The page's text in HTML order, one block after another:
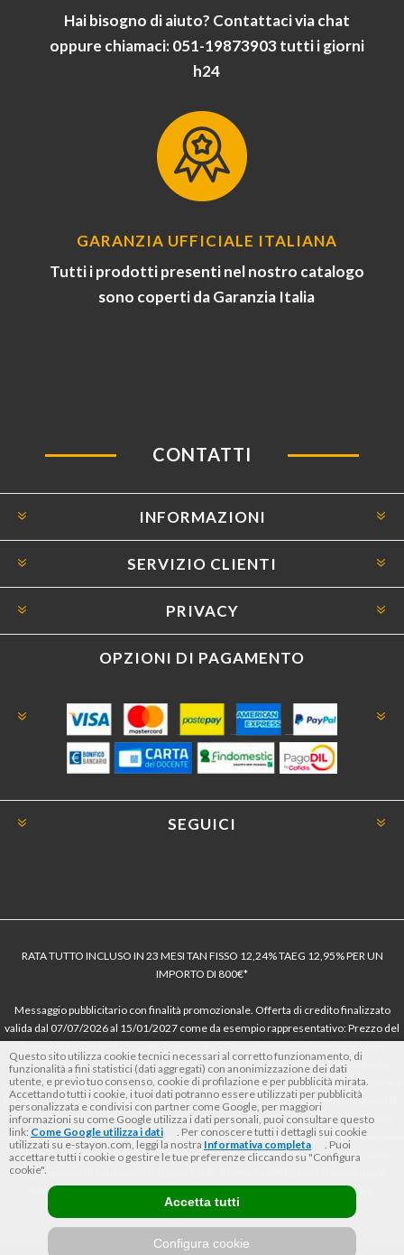
Hai bisogno di aiuto? Contattaci via chat
oppure chiamaci: 051-19873903 tutti i giorni
h24
GARANZIA UFFICIALE ITALIANA
Tutti i prodotti presenti nel nostro catalogo
sono coperti da Garanzia Italia
CONTATTI
INFORMAZIONI
SERVIZIO CLIENTI
PRIVACY
OPZIONI DI PAGAMENTO
SEGUICI
RATA TUTTO INCLUSO IN 23 MESI TAN FISSO 12,24% TAEG 12,95% PER UN
IMPORTO DI 800€*
Messaggio pubblicitario con finalità promozionale. Offerta di credito finalizzato
valida dal 07/07/2026 al 15/01/2027 come da esempio rappresentativo: Prezzo del
bene € 800, Tan fisso 12,24% Taeg 12,95%, in 23 rate da € 40 costi accessori
dell’offerta azzerati. Importo totale del credito € 800. Importo totale dovuto dal
Consumatore € 920. Decorrenza media della prima rata a 90 giorni. Al fine di gestire
le tue spese in modo responsabile e di conoscere eventuali altre offerte disponibili,
Findomestic ti ricorda, prima di sottoscrivere il contratto, di prendere visione di
tutte le condizioni economiche e contrattuali, facendo riferimento alle Informazioni
Europee di Base sul Credito ai Consumatori (IEBCC) nel percorso online. Salvo
approvazione di Findomestic Banca S.p.A.. Il rivenditore (StayON) opera quale
intermediario del credito per Findomestic Banca S.p.A., non in esclusiva.
Questo sito utilizza cookie tecnici necessari al corretto funzionamento, di
funzionalità a fini statistici (dati aggregati) con anonimizzazione dei dati
utente, e previo tuo consenso, cookie di profilazione e per pubblicità mirata.
Accettando tutti i cookie, i tuoi dati potranno essere utilizzati per pubblicità
personalizzata e condivisi con partner come Google, per maggiori
informazioni su come Google utilizza i dati personali, puoi consultare questo
link: Come Google utilizza i dati
. Per conoscere tutti i dettagli sui cookie
utilizzati su e-stayon.com, leggi la nostra Informativa completa
. Puoi
accettare tutti i cookie o gestire le tue preferenze cliccando su "Configura
cookie".
Configura cookie
Accetta tutti